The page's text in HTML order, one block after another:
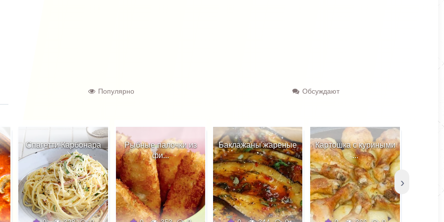
Популярно Обсуждают
Спагетти Карбонара
Рыбные палочки из
фи...
Баклажаны жареные
Картошка с куриными
...
›